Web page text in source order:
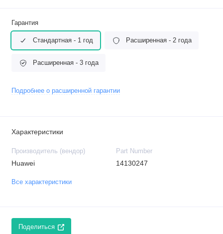
Гарантия
Стандартная - 1 год Расширенная - 2 года
Расширенная - 3 года
Подробнее о расширенной гарантии
Характеристики
Производитель (вендор)
Huawei
Part Number
14130247
Все характеристики
Поделиться